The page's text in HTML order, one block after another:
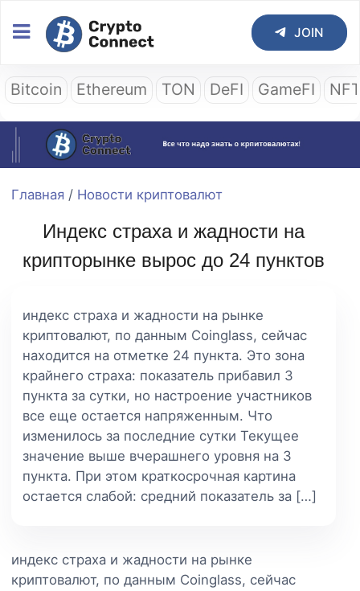
JOIN
Bitcoin Ethereum TON DeFI GameFI
Главная / Новости криптовалют
Индекс страха и жадности на
крипторынке вырос до 24 пунктов
индекс страха и жадности на рынке
криптовалют, по данным Coinglass, сейчас
находится на отметке 24 пункта. Это зона
крайнего страха: показатель прибавил 3
пункта за сутки, но настроение участников
все еще остается напряженным. Что
изменилось за последние сутки Текущее
значение выше вчерашнего уровня на 3
пункта. При этом краткосрочная картина
остается слабой: средний показатель за […]
индекс страха и жадности на рынке
криптовалют, по данным Coinglass, сейчас